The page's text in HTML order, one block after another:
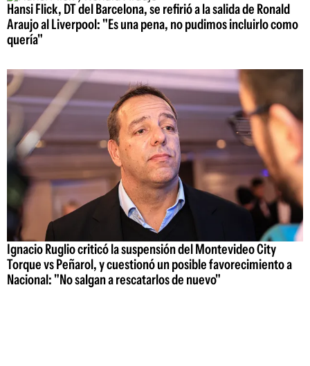
Hansi Flick, DT del Barcelona, se refirió a la salida de Ronald
Araujo al Liverpool: "Es una pena, no pudimos incluirlo como
quería"
Ignacio Ruglio criticó la suspensión del Montevideo City
Torque vs Peñarol, y cuestionó un posible favorecimiento a
Nacional: "No salgan a rescatarlos de nuevo"